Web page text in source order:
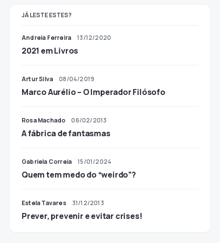
JÁ LESTE ESTES?
Andreia Ferreira 13/12/2020
2021 em Livros
Artur Silva 08/04/2019
Marco Aurélio – O Imperador Filósofo
Rosa Machado 06/02/2013
A fábrica de fantasmas
Gabriela Correia 15/01/2024
Quem tem medo do “weirdo”?
Estela Tavares 31/12/2013
Prever, prevenir e evitar crises!